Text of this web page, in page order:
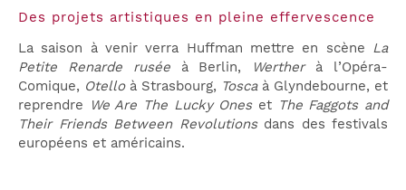
Des projets artistiques en pleine effervescence
La saison à venir verra Huffman mettre en scène La
Petite Renarde ruséeà Berlin, Wertherà l’Opéra-
Comique, Otelloà Strasbourg, Toscaà Glyndebourne, et
reprendre
We Are The Lucky Oneset The Faggots and
Their Friends Between Revolutionsdans des festivals
européens et américains.